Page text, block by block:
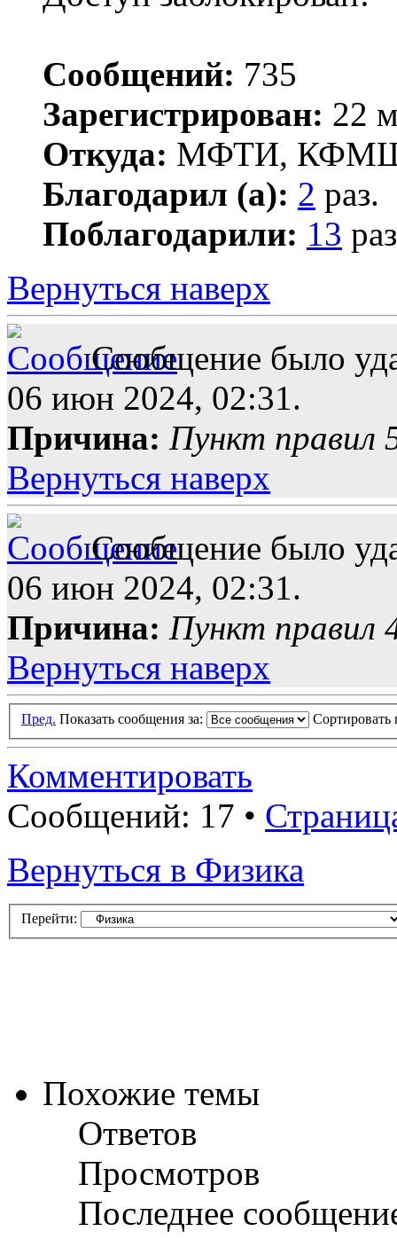
Сообщений: 735
Зарегистрирован: 22
Откуда: МФТИ,
Благодарил (а): 2 раз.
Поблагодарили: 13
Вернуться наверх
Сообщение было
06 июн 2024, 02:31.
Причина: Пункт правил
Вернуться наверх
Сообщение было
06 июн 2024, 02:31.
Причина: Пункт правил
Вернуться наверх
Пред. Показать сообщения за: Сортировать
Комментировать
Сообщений: 17 •
Вернуться в Физика
Перейти:
Похожие темы
Ответов
Просмотров
Последнее